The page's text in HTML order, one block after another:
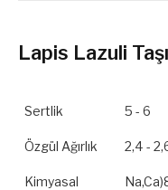
Lapis Lazuli
Sertlik 5 - 6
Özgül Ağırlık 2,4 -
Kimyasal